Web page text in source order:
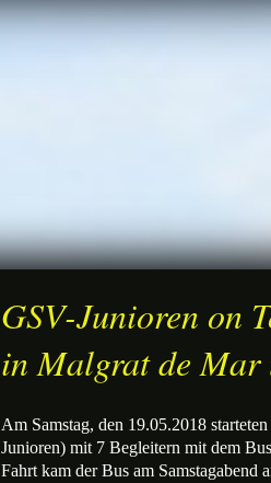
GSV-Junioren on
in Malgrat de Mar
Am Samstag, den 19.05.2018
Junioren) mit 7 Begleitern mit dem
Fahrt kam der Bus am Samstagabend